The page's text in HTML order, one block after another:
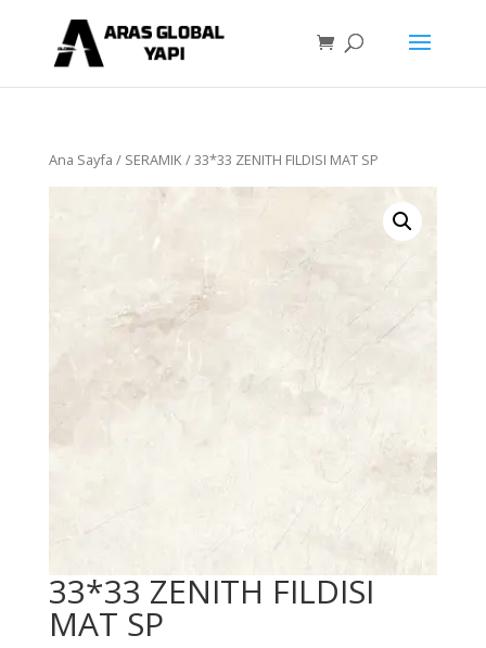
Ana Sayfa / SERAMIK/ 33*33 ZENITH FILDISI MAT SP
33*33 ZENITH FILDISI
MAT SP